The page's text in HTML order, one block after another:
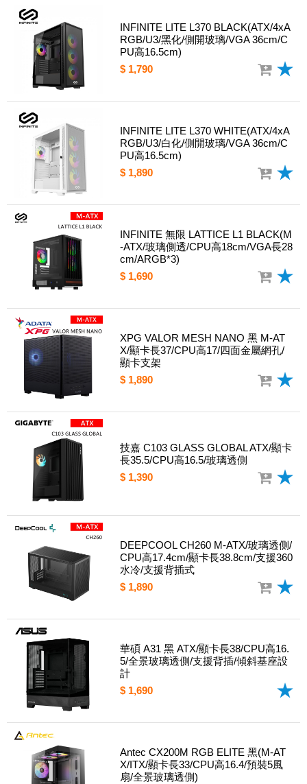
INFINITE LITE L370 BLACK(ATX/4xA
RGB/U3/黑化/側開玻璃/VGA 36cm/C
PU高16.5cm)
$ 1,790
INFINITE LITE L370 WHITE(ATX/4xA
RGB/U3/白化/側開玻璃/VGA 36cm/C
PU高16.5cm)
$ 1,890
INFINITE 無限 LATTICE L1 BLACK(M
-ATX/玻璃側透/CPU高18cm/VGA長28
cm/ARGB*3)
$ 1,690
XPG VALOR MESH NANO 黑 M-AT
X/顯卡長37/CPU高17/四面金屬網孔/
顯卡支架
$ 1,890
技嘉 C103 GLASS GLOBAL ATX/顯卡
長35.5/CPU高16.5/玻璃透側
$ 1,390
DEEPCOOL CH260 M-ATX/玻璃透側/
CPU高17.4cm/顯卡長38.8cm/支援360
水冷/支援背插式
$ 1,890
華碩 A31 黑 ATX/顯卡長38/CPU高16.
5/全景玻璃透側/支援背插/傾斜基座設
計
$ 1,690
Antec CX200M RGB ELITE 黑(M-AT
X/ITX/顯卡長33/CPU高16.4/預裝5風
扇/全景玻璃透側)